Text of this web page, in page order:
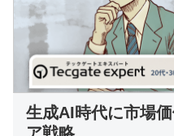
生成AI時代に市場